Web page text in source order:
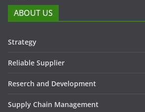
ABOUT US
Strategy
Reliable Supplier
Reserch and Development
Supply Chain Management